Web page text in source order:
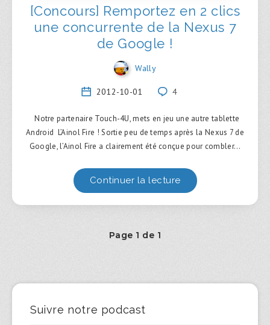
[Concours] Remportez en 2 clics
une concurrente de la Nexus 7
de Google !
Wally
2012-10-01 4
Notre partenaire Touch-4U, mets en jeu une autre tablette
Android L’Ainol Fire ! Sortie peu de temps après la Nexus 7 de
Google, l’Ainol Fire a clairement été conçue pour combler…
Continuer la lecture
Page 1 de 1
Suivre notre podcast